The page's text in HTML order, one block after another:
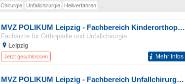
Chirurgie Unfallchirurgie Heilverfahren
MVZ POLIKUM Leipzig - Fachbereich Kinderorthopäde
Fachärzte für Orthopädie und Unfallchirurgie
Leipzig
Jetzt geschlossen Mehr Infos
MVZ POLIKUM Leipzig - Fachbereich Unfallchirurgie | Orthopädie | Wirbelsäulenchirurgie